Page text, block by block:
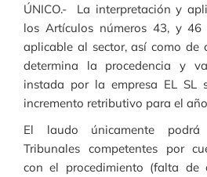
ÚNICO.- La interpretación y
los Artículos números 43, y 46
aplicable al sector, así como de
determina la procedencia y
instada por la empresa EL SL
incremento retributivo para el
El laudo únicamente
Tribunales competentes por
con el procedimiento (falta de